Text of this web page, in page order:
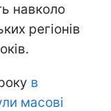
навколо
регіонів
в
масові